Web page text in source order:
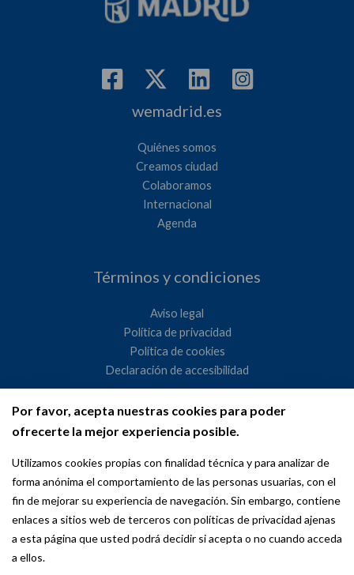
Por favor, acepta nuestras cookies para poder
ofrecerte la mejor experiencia posible.
Utilizamos cookies propias con finalidad técnica y para analizar de
forma anónima el comportamiento de las personas usuarias, con el
fin de mejorar su experiencia de navegación. Sin embargo, contiene
enlaces a sitios web de terceros con políticas de privacidad ajenas
a esta página que usted podrá decidir si acepta o no cuando acceda
a ellos.
wemadrid.es
Quiénes somos
Creamos ciudad
Colaboramos
Internacional
Agenda
Términos y condiciones
Aviso legal
Política de privacidad
Política de cookies
Declaración de accesibilidad
Ayuntamiento de Madrid
WeMadrid es un sitio web del Ayuntamiento de Madrid
dedicado a las relaciones institucionales y la actividad
internacional del Alcalde. ​